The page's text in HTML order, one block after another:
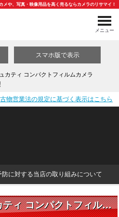
メや、写真・映像用品を高く売るならカメラのリサマイ！
メニュー
スマホ版で表示
カティ コンパクトフィルムカメラ
古物営業法の規定に基づく表示はこちら
防に対する当店の取り組みについて
DUCATI/デュカティ コンパクトフィルムカメラ Simplex/Etar 35mm F3.5 イタリア製